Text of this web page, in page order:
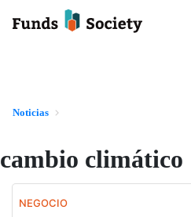
Noticias
cambio climático
NEGOCIO